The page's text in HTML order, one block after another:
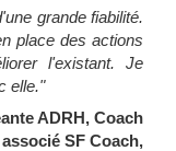
grande fiabilité.
place des actions
l'existant. Je
elle."
ADRH, Coach
associé SF Coach,